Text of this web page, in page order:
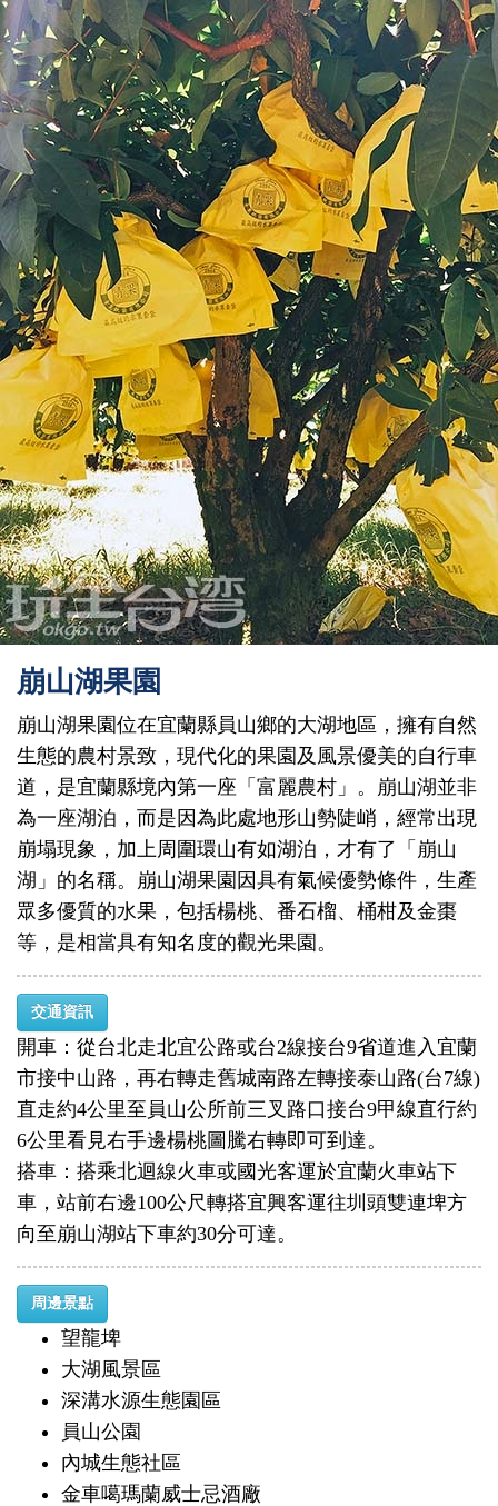
崩山湖果園
崩山湖果園位在宜蘭縣員山鄉的大湖地區，擁有自然
生態的農村景致，現代化的果園及風景優美的自行車
道，是宜蘭縣境內第一座「富麗農村」。崩山湖並非
為一座湖泊，而是因為此處地形山勢陡峭，經常出現
崩塌現象，加上周圍環山有如湖泊，才有了「崩山
湖」的名稱。崩山湖果園因具有氣候優勢條件，生產
眾多優質的水果，包括楊桃、番石榴、桶柑及金棗
等，是相當具有知名度的觀光果園。
交通資訊
開車：從台北走北宜公路或台2線接台9省道進入宜蘭
市接中山路，再右轉走舊城南路左轉接泰山路(台7線)
直走約4公里至員山公所前三叉路口接台9甲線直行約
6公里看見右手邊楊桃圖騰右轉即可到達。
搭車：搭乘北迴線火車或國光客運於宜蘭火車站下
車，站前右邊100公尺轉搭宜興客運往圳頭雙連埤方
向至崩山湖站下車約30分可達。
周邊景點
望龍埤
大湖風景區
深溝水源生態園區
員山公園
內城生態社區
金車噶瑪蘭威士忌酒廠